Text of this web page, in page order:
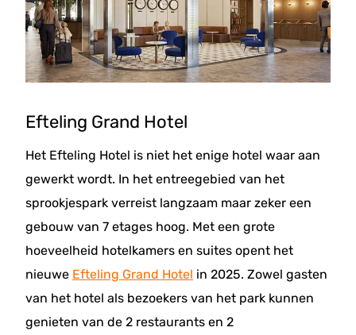
Efteling Grand Hotel
Het Efteling Hotel is niet het enige hotel waar aan
gewerkt wordt. In het entreegebied van het
sprookjespark verreist langzaam maar zeker een
gebouw van 7 etages hoog. Met een grote
hoeveelheid hotelkamers en suites opent het
nieuwe Efteling Grand Hotel in 2025. Zowel gasten
van het hotel als bezoekers van het park kunnen
genieten van de 2 restaurants en 2